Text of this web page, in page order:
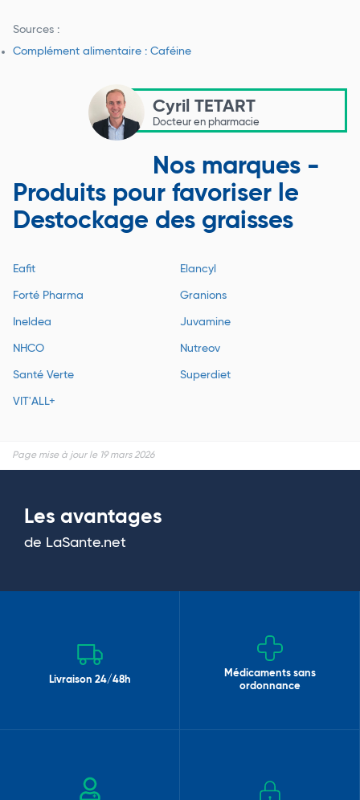
Sources :
Complément alimentaire : Caféine
Cyril TETART
Docteur en pharmacie
Nos marques -
Produits pour favoriser le
Destockage des graisses
Eafit Elancyl
Forté Pharma Granions
Ineldea Juvamine
NHCO Nutreov
Santé Verte Superdiet
VIT'ALL+
Page mise à jour le 19 mars 2026
Les avantages
de LaSante.net
Livraison 24/48h
Médicaments sans
ordonnance